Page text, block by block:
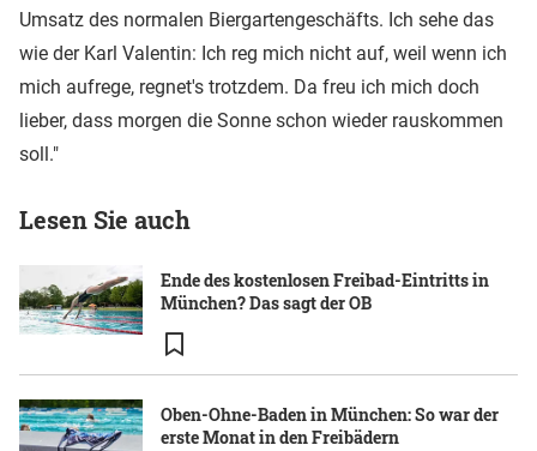
Umsatz des normalen Biergartengeschäfts. Ich sehe das
wie der Karl Valentin: Ich reg mich nicht auf, weil wenn ich
mich aufrege, regnet's trotzdem. Da freu ich mich doch
lieber, dass morgen die Sonne schon wieder rauskommen
soll."
Lesen Sie auch
Ende des kostenlosen Freibad-Eintritts in
München? Das sagt der OB
Oben-Ohne-Baden in München: So war der
erste Monat in den Freibädern